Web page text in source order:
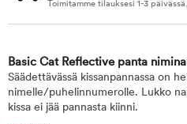
Toimitamme tilauksesi 1-3 päivässä.
Basic Cat Reflective panta
Säädettävässä kissanpannassa on
nimelle/puhelinnumerolle. Lukko
kissa ei jää pannasta kiinni.